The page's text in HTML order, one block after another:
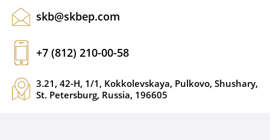
skb@skbep.com
+7 (812) 210-00-58
3.21, 42-H, 1/1, Kokkolevskaya, Pulkovo, Shushary,
St. Petersburg, Russia, 196605